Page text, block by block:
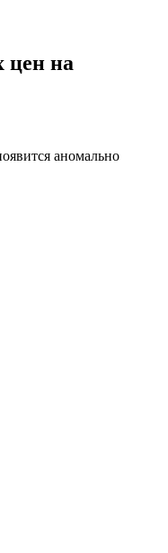
цен на
аномально